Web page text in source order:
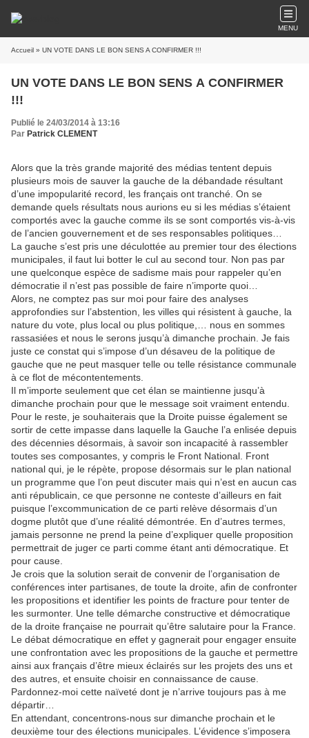
MENU
Accueil » UN VOTE DANS LE BON SENS A CONFIRMER !!!
UN VOTE DANS LE BON SENS A CONFIRMER
!!!
Publié le 24/03/2014 à 13:16
Par Patrick CLEMENT
Alors que la très grande majorité des médias tentent depuis
plusieurs mois de sauver la gauche de la débandade résultant
d’une impopularité record, les français ont tranché. On se
demande quels résultats nous aurions eu si les médias s’étaient
comportés avec la gauche comme ils se sont comportés vis-à-vis
de l’ancien gouvernement et de ses responsables politiques…
La gauche s’est pris une déculottée au premier tour des élections
municipales, il faut lui botter le cul au second tour. Non pas par
une quelconque espèce de sadisme mais pour rappeler qu’en
démocratie il n’est pas possible de faire n’importe quoi…
Alors, ne comptez pas sur moi pour faire des analyses
approfondies sur l’abstention, les villes qui résistent à gauche, la
nature du vote, plus local ou plus politique,… nous en sommes
rassasiées et nous le serons jusqu’à dimanche prochain. Je fais
juste ce constat qui s’impose d’un désaveu de la politique de
gauche que ne peut masquer telle ou telle résistance communale
à ce flot de mécontentements.
Il m’importe seulement que cet élan se maintienne jusqu’à
dimanche prochain pour que le message soit vraiment entendu.
Pour le reste, je souhaiterais que la Droite puisse également se
sortir de cette impasse dans laquelle la Gauche l’a enlisée depuis
des décennies désormais, à savoir son incapacité à rassembler
toutes ses composantes, y compris le Front National. Front
national qui, je le répète, propose désormais sur le plan national
un programme que l’on peut discuter mais qui n’est en aucun cas
anti républicain, ce que personne ne conteste d’ailleurs en fait
puisque l’excommunication de ce parti relève désormais d’un
dogme plutôt que d’une réalité démontrée. En d’autres termes,
jamais personne ne prend la peine d’expliquer quelle proposition
permettrait de juger ce parti comme étant anti démocratique. Et
pour cause.
Je crois que la solution serait de convenir de l’organisation de
conférences inter partisanes, de toute la droite, afin de confronter
les propositions et identifier les points de fracture pour tenter de
les surmonter. Une telle démarche constructive et démocratique
de la droite française ne pourrait qu’être salutaire pour la France.
Le débat démocratique en effet y gagnerait pour engager ensuite
une confrontation avec les propositions de la gauche et permettre
ainsi aux français d’être mieux éclairés sur les projets des uns et
des autres, et ensuite choisir en connaissance de cause.
Pardonnez-moi cette naïveté dont je n’arrive toujours pas à me
départir…
En attendant, concentrons-nous sur dimanche prochain et le
deuxième tour des élections municipales. L’évidence s’imposera